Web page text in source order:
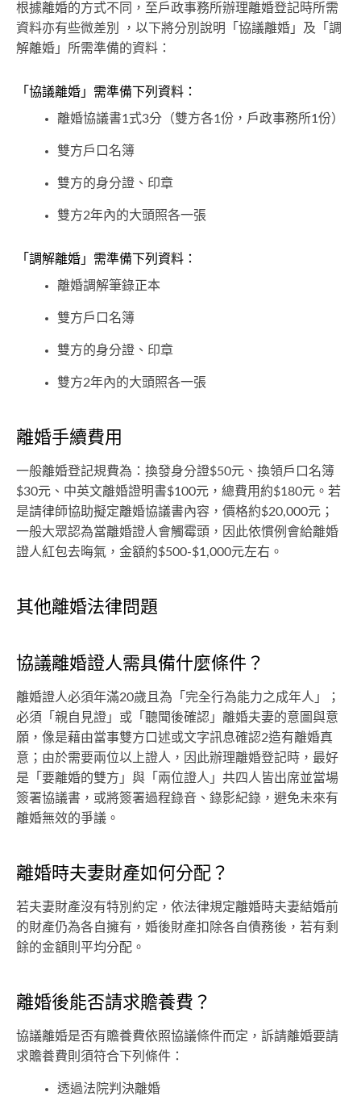
根據離婚的方式不同，至戶政事務所辦理離婚登記時所需
資料亦有些微差別 ，以下將分別說明「協議離婚」及「調
解離婚」所需準備的資料：
「協議離婚」需準備下列資料：
離婚協議書1式3分（雙方各1份，戶政事務所1份）
雙方戶口名簿
雙方的身分證、印章
雙方2年內的大頭照各一張
「調解離婚」需準備下列資料：
離婚調解筆錄正本
雙方戶口名簿
雙方的身分證、印章
雙方2年內的大頭照各一張
離婚手續費用
一般離婚登記規費為：換發身分證$50元、換領戶口名簿
$30元、中英文離婚證明書$100元，總費用約$180元。若
是請律師協助擬定離婚協議書內容，價格約$20,000元；
一般大眾認為當離婚證人會觸霉頭，因此依慣例會給離婚
證人紅包去晦氣，金額約$500-$1,000元左右。
其他離婚法律問題
協議離婚證人需具備什麼條件？
離婚證人必須年滿20歲且為「完全行為能力之成年人」；
必須「親自見證」或「聽聞後確認」離婚夫妻的意圖與意
願，像是藉由當事雙方口述或文字訊息確認2造有離婚真
意；由於需要兩位以上證人，因此辦理離婚登記時，最好
是「要離婚的雙方」與「兩位證人」共四人皆出席並當場
簽署協議書，或將簽署過程錄音、錄影紀錄，避免未來有
離婚無效的爭議。
離婚時夫妻財產如何分配？
若夫妻財產沒有特別約定，依法律規定離婚時夫妻結婚前
的財產仍為各自擁有，婚後財產扣除各自債務後，若有剩
餘的金額則平均分配。
離婚後能否請求贍養費？
協議離婚是否有贍養費依照協議條件而定，訴請離婚要請
求贍養費則須符合下列條件：
透過法院判決離婚